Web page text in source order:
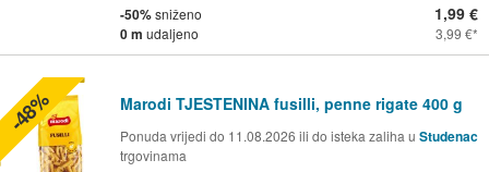
-50%sniženo
0 m udaljeno
1,99 €
3,99 €
Marodi TJESTENINA fusilli, penne rigate 400 g
Ponuda vrijedi do 11.08.2026 ili do isteka zaliha u Studenac
trgovinama
-48%